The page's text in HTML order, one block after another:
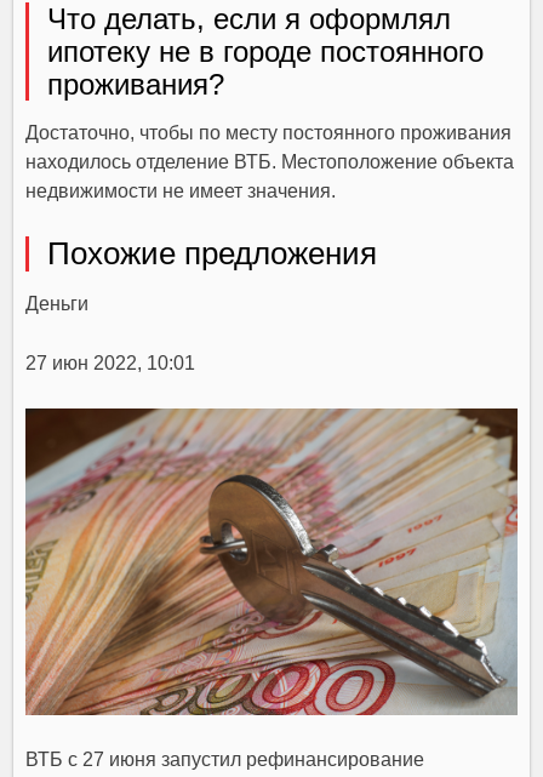
Что делать, если я оформлял
ипотеку не в городе постоянного
проживания?
Достаточно, чтобы по месту постоянного проживания
находилось отделение ВТБ. Местоположение объекта
недвижимости не имеет значения.
Похожие предложения
Деньги
27 июн 2022, 10:01
ВТБ с 27 июня запустил рефинансирование